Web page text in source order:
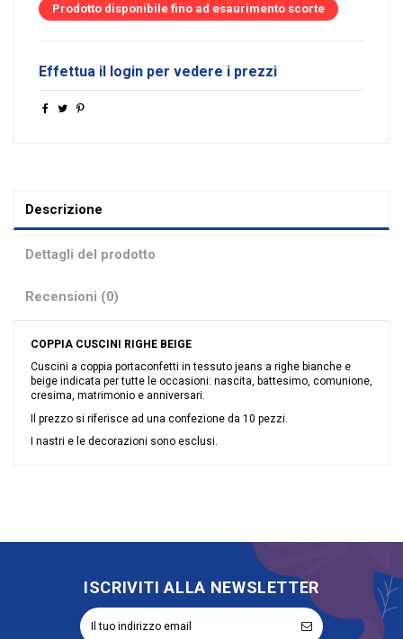
Prodotto disponibile fino ad esaurimento scorte
Effettua il login per vedere i prezzi
Descrizione
Dettagli del prodotto
Recensioni (0)
COPPIA CUSCINI RIGHE BEIGE
Cuscini a coppia portaconfetti in tessuto jeans a righe bianche e
beige indicata per tutte le occasioni: nascita, battesimo, comunione,
cresima, matrimonio e anniversari.
Il prezzo si riferisce ad una confezione da 10 pezzi.
I nastri e le decorazioni sono esclusi.
ISCRIVITI ALLA NEWSLETTER